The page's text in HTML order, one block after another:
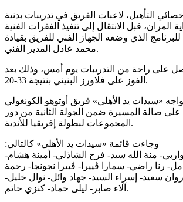
المران، قبل الانتقال إلى تنفيذ الفقرات الفنية
الذي وضعه الجهاز الفني للفريق بقيادة
محمد عادل المدير الفني.
على راحة من التدريبات يوم أمس، وذلك بعد
الفوز على فلاورز البنيني بنتيجة 33-20.
«سيدات يد الأهلي» فريق أوتوهو الكونغولي
على صالة المسيرة ضمن الجولة الثانية من دور
المجموعات لبطولة إفريقيا للأندية.
رنا راضي- سمارا ڤييرا- ڤييرا نجونجا- رحمة
سعيد- إسراء السيد- جهاد وائل- نوال خليل-
آلاء صابر- ليلى حماد- كنزي حاتم.